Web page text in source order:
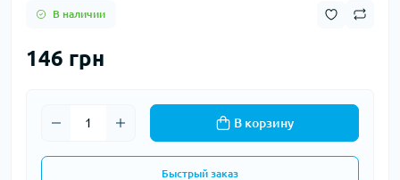
В наличии
146 грн
В корзину
Быстрый заказ